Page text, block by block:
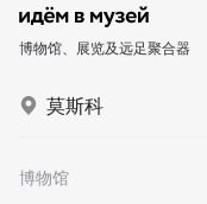
博物馆、展览及远足聚合器
莫斯科
博物馆